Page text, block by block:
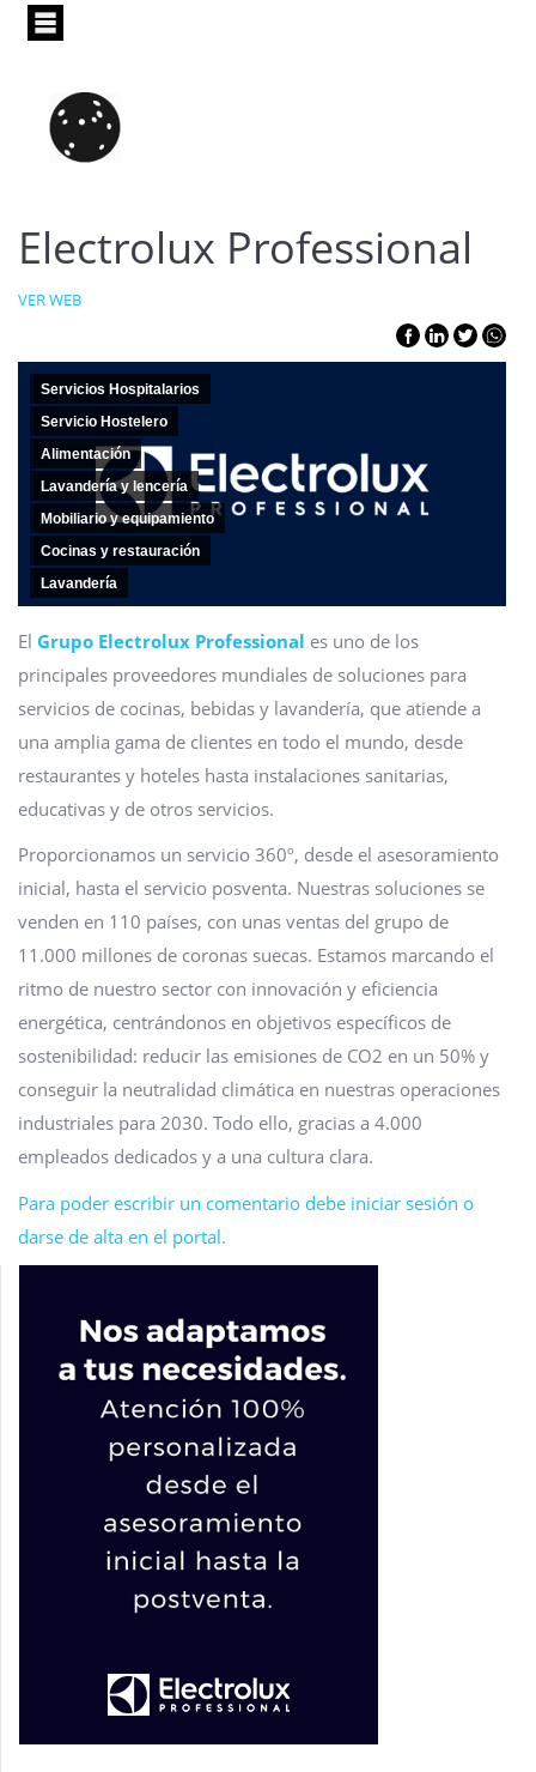
Pasar
principal
Electrolux Professional
VER WEB
Servicios Hospitalarios
Servicio Hostelero
Alimentación
Lavandería y lencería
Mobiliario y equipamiento
Cocinas y restauración
Lavandería
El Grupo Electrolux Professional es uno de los
principales proveedores mundiales de soluciones para
servicios de cocinas, bebidas y lavandería, que atiende a
una amplia gama de clientes en todo el mundo, desde
restaurantes y hoteles hasta instalaciones sanitarias,
educativas y de otros servicios.
Proporcionamos un servicio 360º, desde el asesoramiento
inicial, hasta el servicio posventa. Nuestras soluciones se
venden en 110 países, con unas ventas del grupo de
11.000 millones de coronas suecas. Estamos marcando el
ritmo de nuestro sector con innovación y eficiencia
energética, centrándonos en objetivos específicos de
sostenibilidad: reducir las emisiones de CO2 en un 50% y
conseguir la neutralidad climática en nuestras operaciones
industriales para 2030. Todo ello, gracias a 4.000
empleados dedicados y a una cultura clara.
Para poder escribir un comentario debe iniciar sesión o
darse de alta en el portal.